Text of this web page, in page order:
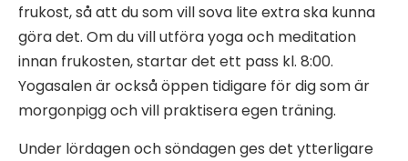
frukost, så att du som vill sova lite extra ska kunna
göra det. Om du vill utföra yoga och meditation
innan frukosten, startar det ett pass kl. 8:00.
Yogasalen är också öppen tidigare för dig som är
morgonpigg och vill praktisera egen träning.
Under lördagen och söndagen ges det ytterligare